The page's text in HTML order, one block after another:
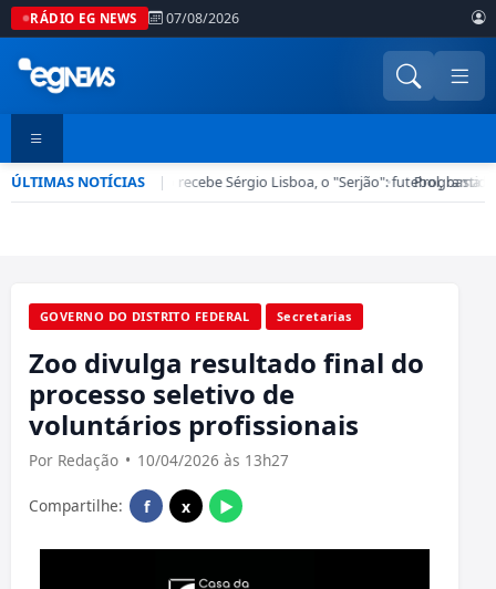
RÁDIO EG NEWS 07/08/2026
ÚLTIMAS NOTÍCIAS |
Esporte em Ação recebe Sérgio Lisboa, o "Serjão": futebol,
• Programa
GOVERNO DO DISTRITO FEDERAL Secretarias
Zoo divulga resultado final do
processo seletivo de
voluntários profissionais
Por Redação • 10/04/2026 às 13h27
Compartilhe: f x ▶